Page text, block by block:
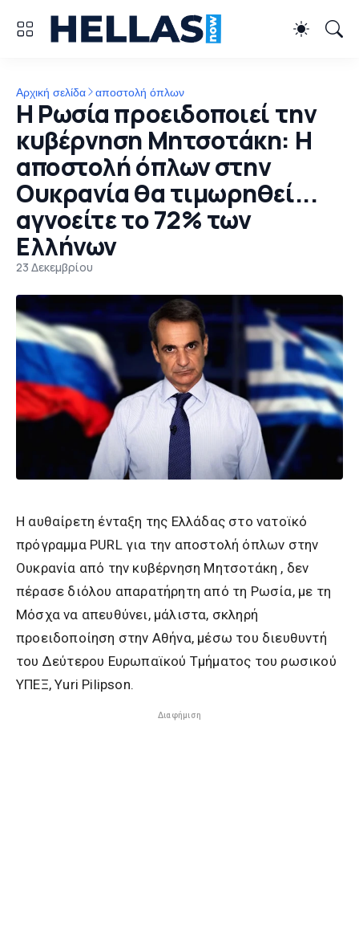
Αρχική σελίδα αποστολή όπλων
Η Ρωσία προειδοποιεί την
κυβέρνηση Μητσοτάκη: Η
αποστολή όπλων στην
Ουκρανία θα τιμωρηθεί...
αγνοείτε το 72% των
Ελλήνων
23 Δεκεμβρίου
Η αυθαίρετη ένταξη της Ελλάδας στο νατοϊκό
πρόγραμμα PURL για την αποστολή όπλων στην
Ουκρανία από την κυβέρνηση Μητσοτάκη , δεν
πέρασε διόλου απαρατήρητη από τη Ρωσία, με τη
Μόσχα να απευθύνει, μάλιστα, σκληρή
προειδοποίηση στην Αθήνα, μέσω του διευθυντή
του Δεύτερου Ευρωπαϊκού Τμήματος του ρωσικού
ΥΠΕΞ, Yuri Pilipson.
Διαφήμιση